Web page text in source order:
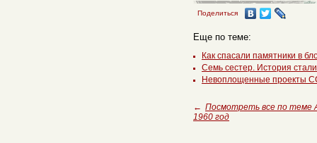
Поделиться
Еще по теме:
Как спасали памятники в
Семь сестер. История
Невоплощенные проекты
← Посмотреть все по теме
1960 год